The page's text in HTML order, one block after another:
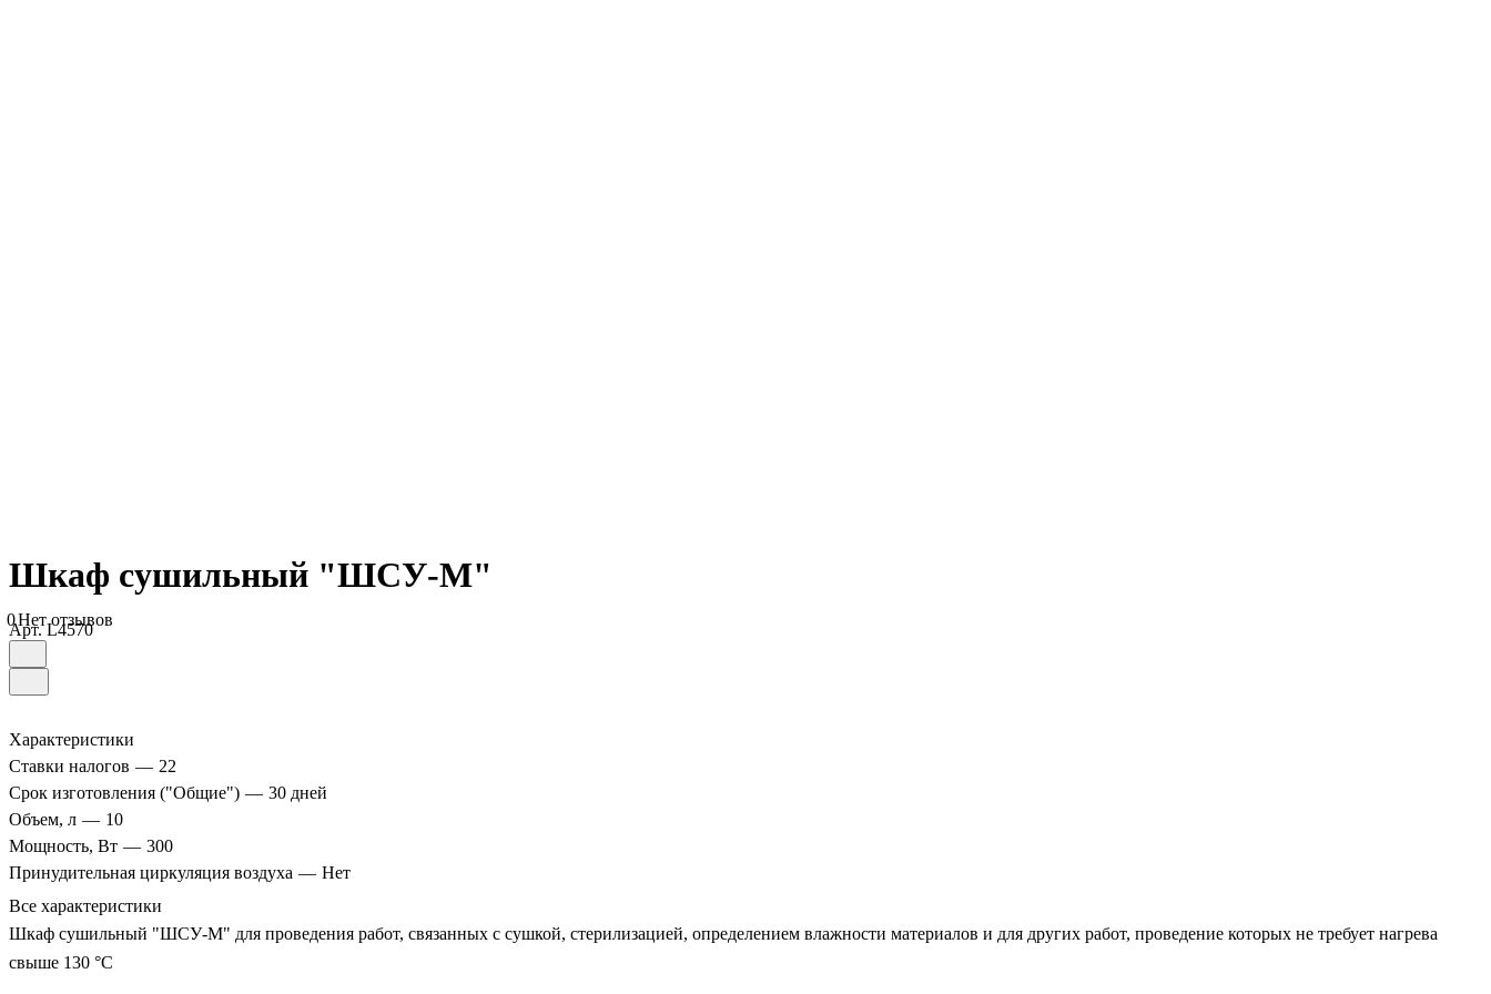
Шкаф сушильный "ШСУ-М"
0Нет отзывов
Арт.L4570
Характеристики
Ставки налогов — 22
Срок изготовления ("Общие") — 30 дней
Объем, л — 10
Мощность, Вт — 300
Принудительная циркуляция воздуха — Нет
Все характеристики
Шкаф сушильный "ШСУ-М" для проведения работ, связанных с сушкой, стерилизацией, определением влажности материалов и для других работ, проведение которых не требует нагрева
свыше 130 °С